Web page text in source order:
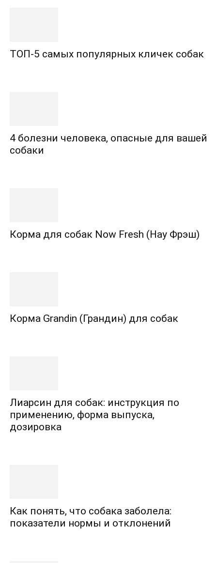
ТОП-5 самых популярных кличек собак
4 болезни человека, опасные для вашей
собаки
Корма для собак Now Fresh (Нау Фрэш)
Корма Grandin (Грандин) для собак
Лиарсин для собак: инструкция по
применению, форма выпуска,
дозировка
Как понять, что собака заболела:
показатели нормы и отклонений